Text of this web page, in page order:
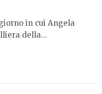
in cui Angela
della…